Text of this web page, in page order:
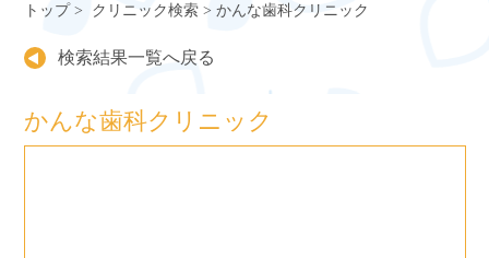
トップ クリニック検索 かんな歯科クリニック
検索結果一覧へ戻る
かんな歯科クリニック